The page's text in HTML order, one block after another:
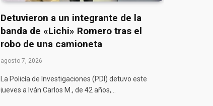
Detuvieron a un integrante de la
banda de «Lichi» Romero tras el
robo de una camioneta
agosto 7, 2026
La Policía de Investigaciones (PDI) detuvo este
jueves a Iván Carlos M., de 42 años,…